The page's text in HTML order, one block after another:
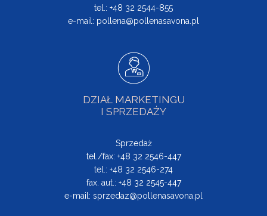
tel.: +48 32 2544-855
e-mail: pollena@pollenasavona.pl
DZIAŁ MARKETINGU
I SPRZEDAŻY
Sprzedaż
tel./fax: +48 32 2546-447
tel.: +48 32 2546-274
fax. aut.: +48 32 2545-447
e-mail: sprzedaz@pollenasavona.pl